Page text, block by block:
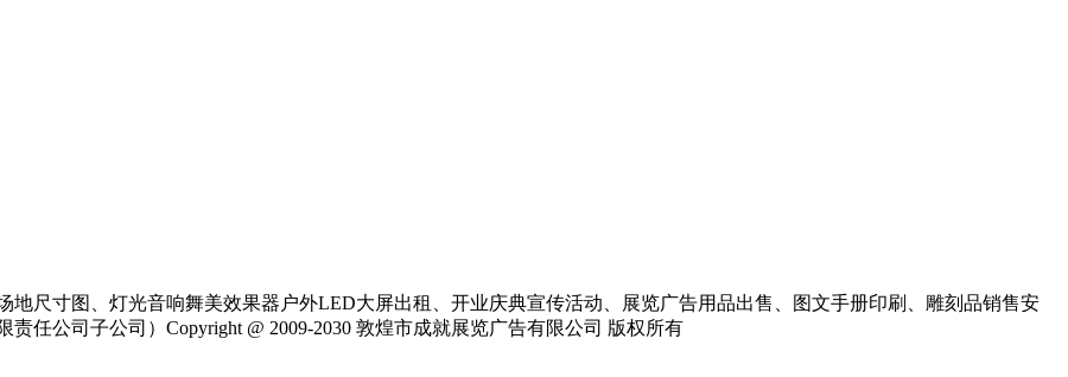
尺寸图、灯光音响舞美效果器户外LED大屏出租、开业庆典宣传活动、展览广告用品出售、图文手册印刷、雕刻品销售安
任公司子公司）Copyright @ 2009-2030 敦煌市成就展览广告有限公司 版权所有